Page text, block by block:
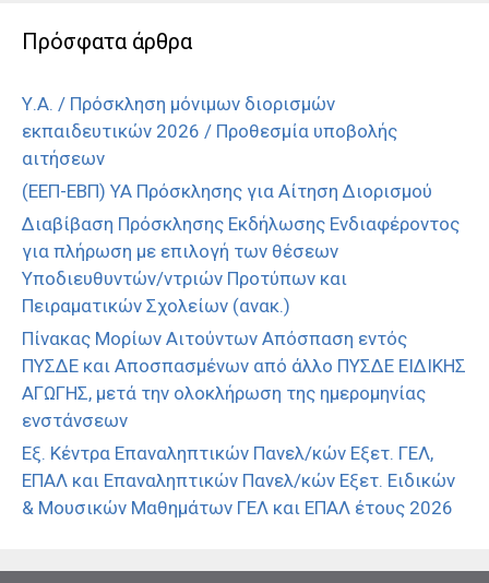
Πρόσφατα άρθρα
Υ.Α. / Πρόσκληση μόνιμων διορισμών
εκπαιδευτικών 2026 / Προθεσμία υποβολής
αιτήσεων
(ΕΕΠ-ΕΒΠ) ΥΑ Πρόσκλησης για Αίτηση Διορισμού
Διαβίβαση Πρόσκλησης Εκδήλωσης Ενδιαφέροντος
για πλήρωση με επιλογή των θέσεων
Υποδιευθυντών/ντριών Προτύπων και
Πειραματικών Σχολείων (ανακ.)
Πίνακας Μορίων Αιτούντων Απόσπαση εντός
ΠΥΣΔΕ και Αποσπασμένων από άλλο ΠΥΣΔΕ ΕΙΔΙΚΗΣ
ΑΓΩΓΗΣ, μετά την ολοκλήρωση της ημερομηνίας
ενστάνσεων
Εξ. Κέντρα Επαναληπτικών Πανελ/κών Εξετ. ΓΕΛ,
ΕΠΑΛ και Επαναληπτικών Πανελ/κών Εξετ. Ειδικών
& Μουσικών Μαθημάτων ΓΕΛ και ΕΠΑΛ έτους 2026